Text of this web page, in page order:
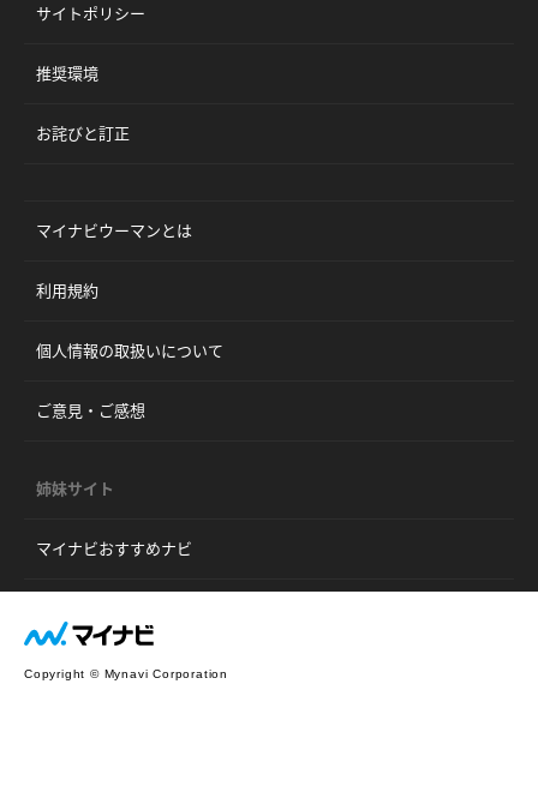
サイトポリシー
推奨環境
お詫びと訂正
マイナビウーマンとは
利用規約
個人情報の取扱いについて
ご意見・ご感想
姉妹サイト
マイナビおすすめナビ
Copyright © Mynavi Corporation